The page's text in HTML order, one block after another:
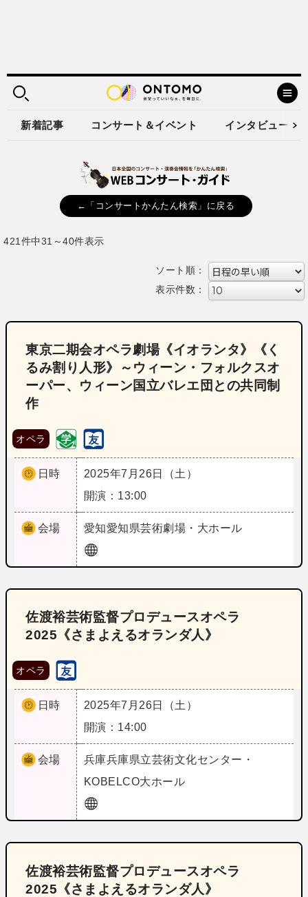
新着記事 コンサート＆イベント インタビュー
←「コンサートかんたん検索」に戻る
421件中31～40件表示
ソート順：
表示件数：
東京二期会オペラ劇場《イオランタ》《く
るみ割り人形》～ウィーン・フォルクスオ
ーパー、ウィーン国立バレエ団との共同制
作
オペラ
日時
2025年7月26日（土）
開演：13:00
会場 愛知愛知県芸術劇場・大ホール
佐渡裕芸術監督プロデュースオペラ
2025《さまよえるオランダ人》
オペラ
日時
2025年7月26日（土）
開演：14:00
会場 兵庫兵庫県立芸術文化センター・
KOBELCO大ホール
佐渡裕芸術監督プロデュースオペラ
2025《さまよえるオランダ人》